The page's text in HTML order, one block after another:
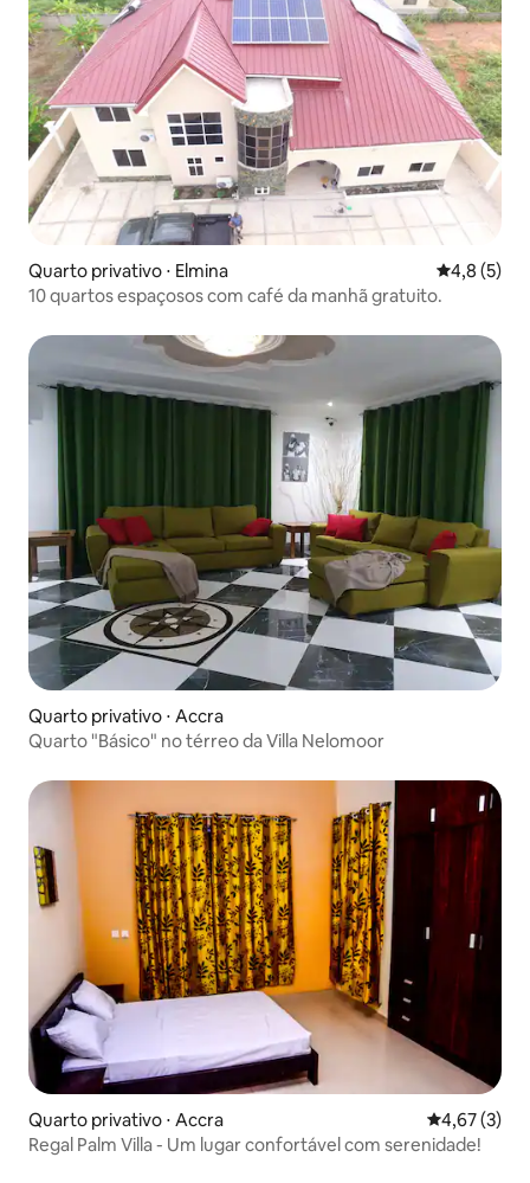
Quarto privativo ⋅ Elmina 4,8 de
4,8 (5)
10 quartos espaçosos com café da manhã gratuito.
Quarto privativo ⋅ Accra
Quarto "Básico" no térreo da Villa Nelomoor
Quarto privativo ⋅ Accra 4,67 de
4,67 (3)
Regal Palm Villa - Um lugar confortável com serenidade!